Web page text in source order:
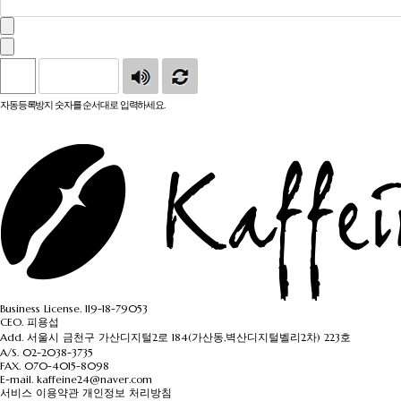
자동등록방지 숫자를 순서대로 입력하세요.
Business License. 119-18-79053
CEO. 피용섭
Add. 서울시 금천구 가산디지털2로 184(가산동,벽산디지털벨리2차) 223호
A/S. 02-2038-3735
FAX. 070-4015-8098
E-mail. kaffeine24@naver.com
서비스 이용약관 개인정보 처리방침